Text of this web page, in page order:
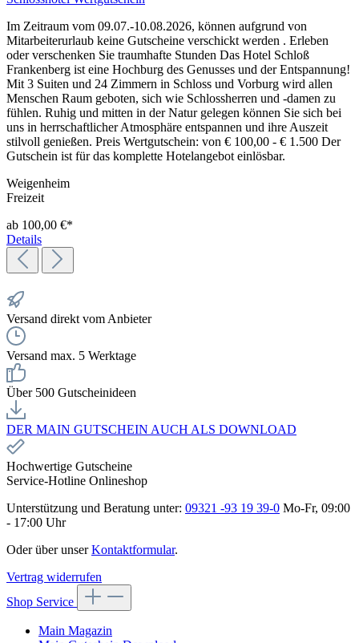
Im Zeitraum vom 09.07.-10.08.2026, können aufgrund von
Mitarbeiterurlaub keine Gutscheine verschickt werden . Erleben
oder verschenken Sie traumhafte Stunden Das Hotel Schloß
Frankenberg ist eine Hochburg des Genusses und der Entspannung!
Mit 3 Suiten und 24 Zimmern in Schloss und Vorburg wird allen
Menschen Raum geboten, sich wie Schlossherren und -damen zu
fühlen. Ruhig und mitten in der Natur gelegen können Sie sich bei
uns in herrschaftlicher Atmosphäre entspannen und ihre Auszeit
stilvoll genießen. Preis Wertgutschein: von € 100,00 - € 1.500 Der
Gutschein ist für das komplette Hotelangebot einlösbar.
Weigenheim
Freizeit
ab 100,00 €*
Details
Versand direkt vom Anbieter
Versand max. 5 Werktage
Über 500 Gutscheinideen
DER MAIN GUTSCHEIN AUCH ALS DOWNLOAD
Hochwertige Gutscheine
Service-Hotline Onlineshop
Unterstützung und Beratung unter: 09321 -93 19 39-0 Mo-Fr, 09:00
- 17:00 Uhr
Oder über unserKontaktformular.
Vertrag widerrufen
Shop Service
Main Magazin